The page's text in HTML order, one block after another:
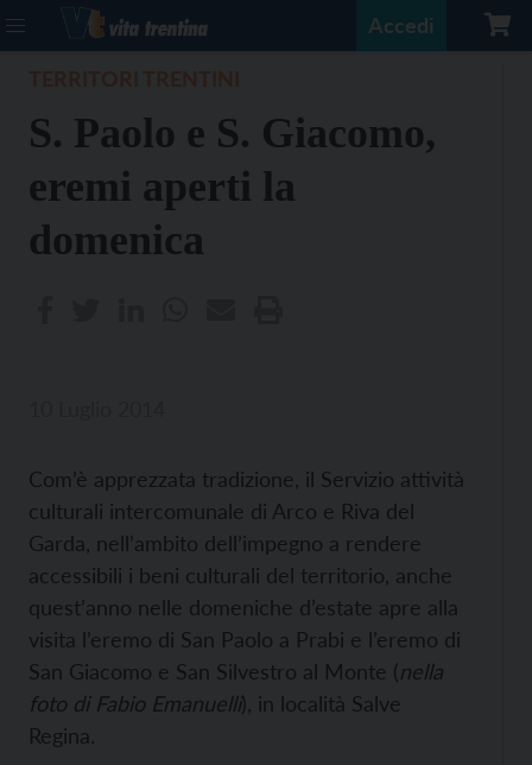
Accedi
S. Paolo e S. Giacomo,
eremi aperti la
domenica
Com’è apprezzata tradizione, il Servizio attività
culturali intercomunale di Arco e Riva del
Garda, nell’ambito dell’impegno a rendere
accessibili i beni culturali del territorio, anche
quest’anno nelle domeniche d’estate apre alla
visita l’eremo di San Paolo a Prabi e l’eremo di
San Giacomo e San Silvestro al Monte (nella
foto di Fabio Emanuelli), in località Salve
Regina.